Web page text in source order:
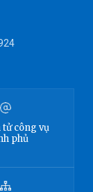
tử công vụ
phủ